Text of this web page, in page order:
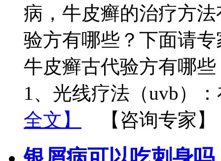
病，牛皮癣的治疗方
验方有哪些？下面请
牛皮癣古代验方有哪
1、光线疗法（uvb）
全文】
【咨询专家】